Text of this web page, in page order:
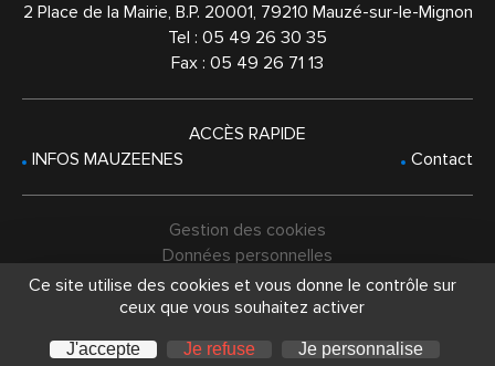
2 Place de la Mairie, B.P. 20001, 79210 Mauzé-sur-le-Mignon
Tel : 05 49 26 30 35
Fax : 05 49 26 71 13
ACCÈS RAPIDE
INFOS MAUZEENES
Contact
Gestion des cookies
Données personnelles
Mentions légales
Ce site utilise des cookies et vous donne le contrôle sur
ceux que vous souhaitez activer
J'accepte Je refuse Je personnalise